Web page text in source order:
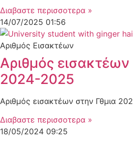
Διαβαστε περισσοτερα »
14/07/2025 01:56
Αριθμός Εισακτέων
Αριθμός εισακτέων
2024-2025
Αριθμός εισακτέων στην Γθμια
Διαβαστε περισσοτερα »
18/05/2024 09:25